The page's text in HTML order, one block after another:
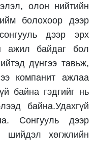
олон нийтийн
болохоор дээр
дээр эрх
ажил байдаг бол
дүнгээ тавьж,
компанит ажлаа
байна гэдгийг нь
байна.Удахгүй
Сонгууль дээр
шийдэл хөгжлийн